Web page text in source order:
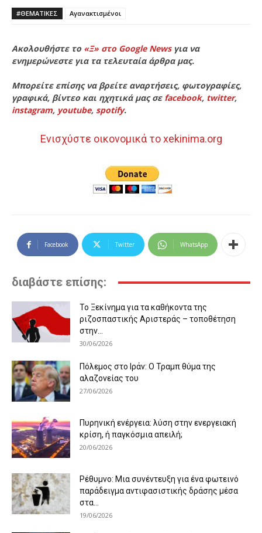
#ΘΕΜΑΤΙΚΈΣ Αγανακτισμένοι
Ακολουθήστε το «Ξ» στο Google Newsγια να
ενημερώνεστε για τα τελευταία άρθρα μας.
Μπορείτε επίσης να βρείτε αναρτήσεις, φωτογραφίες,
γραφικά, βίντεο και ηχητικά μας σε facebook, twitter,
instagram, youtube, spotify.
Ενισχύστε οικονομικά το xekinima.org
Facebook Twitter WhatsApp
διαβάστε επίσης:
Το Ξεκίνημα για τα καθήκοντα της
ριζοσπαστικής Αριστεράς – τοποθέτηση
στην...
30/06/2026
Πόλεμος στο Ιράν: Ο Τραμπ θύμα της
αλαζονείας του
27/06/2026
Πυρηνική ενέργεια: λύση στην ενεργειακή
κρίση, ή παγκόσμια απειλή;
20/06/2026
Ρέθυμνο: Μια συνέντευξη για ένα φωτεινό
παράδειγμα αντιφασιστικής δράσης μέσα
στα...
19/06/2026